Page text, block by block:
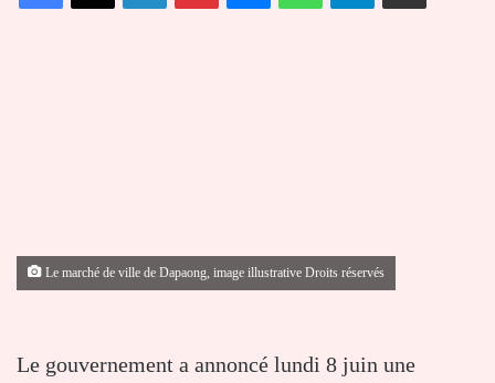
Le marché de ville de Dapaong, image illustrative Droits réservés
Le gouvernement a annoncé lundi 8 juin une